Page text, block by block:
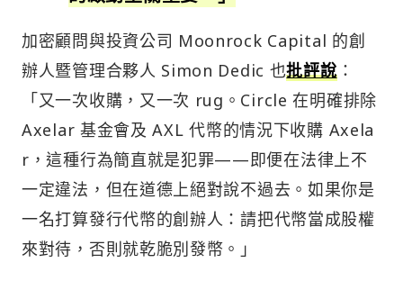
加密顧問與投資公司 Moonrock Capital 的創
辦人暨管理合夥人 Simon Dedic 也批評說：
「又一次收購，又一次 rug。Circle 在明確排除
Axelar 基金會及 AXL 代幣的情況下收購 Axela
r，這種行為簡直就是犯罪——即便在法律上不
一定違法，但在道德上絕對說不過去。如果你是
一名打算發行代幣的創辦人：請把代幣當成股權
來對待，否則就乾脆別發幣。」